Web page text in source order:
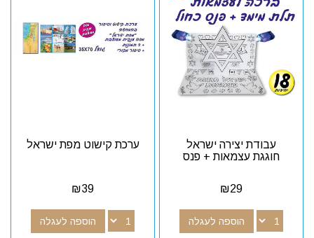
עבודת יצירה ישראל
חוגגת עצמאות + פנס
₪29
הוספה לעגלה
ערכת קישוט מפת ישראל
₪39
הוספה לעגלה